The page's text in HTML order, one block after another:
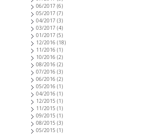
06/2017 (6)
05/2017 (7)
04/2017 (3)
03/2017 (4)
01/2017 (5)
12/2016 (18)
11/2016 (1)
10/2016 (2)
08/2016 (2)
07/2016 (3)
06/2016 (2)
05/2016 (1)
04/2016 (1)
12/2015 (1)
11/2015 (1)
09/2015 (1)
08/2015 (3)
05/2015 (1)